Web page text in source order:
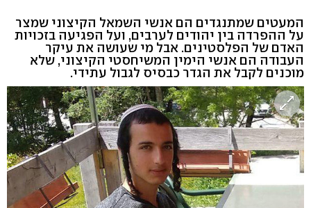
המעטים שמתנגדים הם אנשי השמאל הקיצוני שמצר
על ההפרדה בין יהודים לערבים, ועל הפגיעה בזכויות
האדם של הפלסטינים. אבל מי שעושה את עיקר
העבודה הם אנשי הימין המשיחסטי הקיצוני, שלא
מוכנים לקבל את הגדר כבסיס לגבול עתידי.